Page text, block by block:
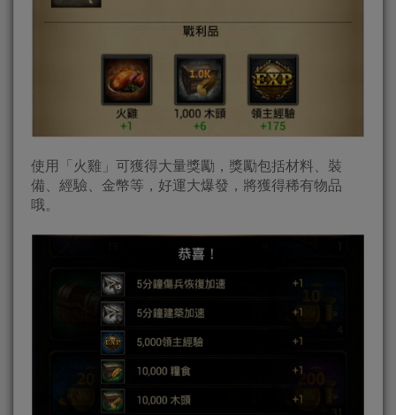
使用「火雞」可獲得大量獎勵，獎勵包括材料、裝
備、經驗、金幣等，好運大爆發，將獲得稀有物品
哦。